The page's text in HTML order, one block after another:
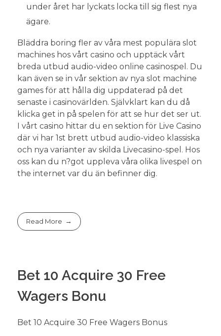
under året har lyckats locka till sig flest nya
ägare.
Bläddra boring fler av våra mest populära slot
machines hos vårt casino och upptäck vårt
breda utbud audio-video online casinospel. Du
kan även se in vår sektion av nya slot machine
games för att hålla dig uppdaterad på det
senaste i casinovärlden. Självklart kan du då
klicka get in på spelen för att se hur det ser ut.
I vårt casino hittar du en sektion för Live Casino
där vi har 1st brett utbud audio-video klassiska
och nya varianter av skilda Livecasino-spel. Hos
oss kan du n?got uppleva våra olika livespel on
the internet var du än befinner dig.
Read More
Bet 10 Acquire 30 Free
Wagers Bonu
Bet 10 Acquire 30 Free Wagers Bonus